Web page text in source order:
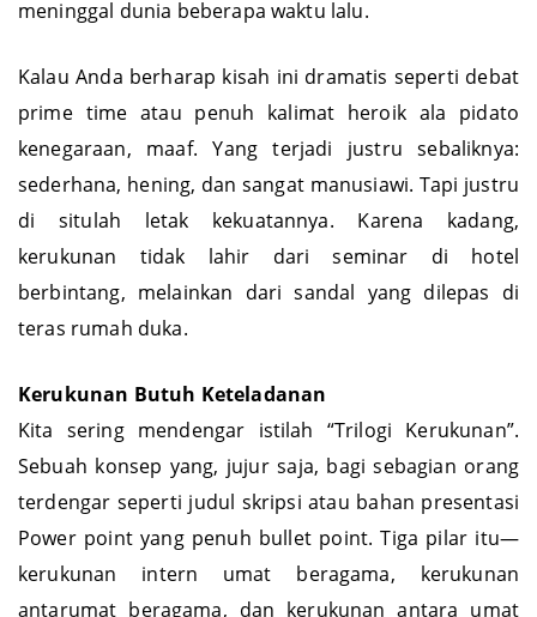
Kalau Anda berharap kisah ini dramatis seperti debat
prime time atau penuh kalimat heroik ala pidato
kenegaraan, maaf. Yang terjadi justru sebaliknya:
sederhana, hening, dan sangat manusiawi. Tapi justru
di situlah letak kekuatannya. Karena kadang,
kerukunan tidak lahir dari seminar di hotel
berbintang, melainkan dari sandal yang dilepas di
Kerukunan Butuh
Keteladanan
Kita sering mendengar istilah “Trilogi Kerukunan”.
Sebuah konsep yang, jujur saja, bagi sebagian orang
terdengar seperti judul skripsi atau bahan presentasi
Power point yang penuh bullet point. Tiga pilar itu—
kerukunan intern umat beragama, kerukunan